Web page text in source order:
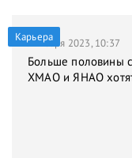
Карьера
9 января 2023, 10:37
Больше половины
ХМАО и ЯНАО